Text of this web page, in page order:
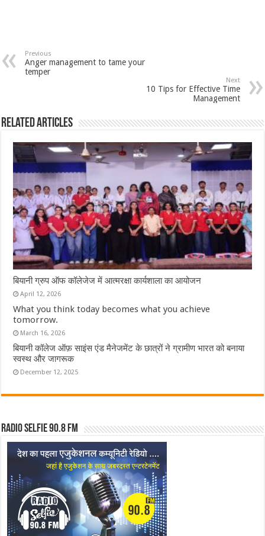
Previous
Anger management to tame your
temper
Next
10 Tips for Effective Time
Management
Related Articles
बियानी ग्रुप ऑफ कॉलेजेज में आत्मरक्षा कार्यशाला का आयोजन
April 12, 2026
What you think today becomes what you achieve
tomorrow.
March 16, 2026
बियानी कॉलेज ऑफ़ साइंस एंड मैनेजमेंट के छात्रों ने ग्रामीण भारत को बनाया
स्वस्थ और जागरूक
December 12, 2025
Radio Selfie 90.8 FM